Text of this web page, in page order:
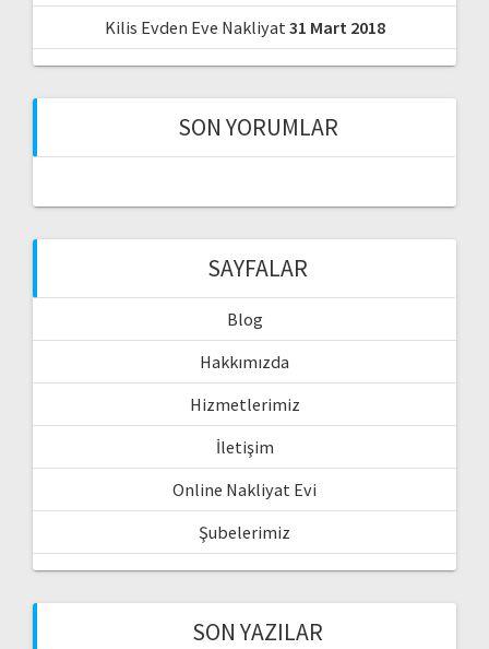
Kilis Evden Eve Nakliyat31 Mart 2018
SON YORUMLAR
SAYFALAR
Blog
Hakkımızda
Hizmetlerimiz
İletişim
Online Nakliyat Evi
Şubelerimiz
SON YAZILAR